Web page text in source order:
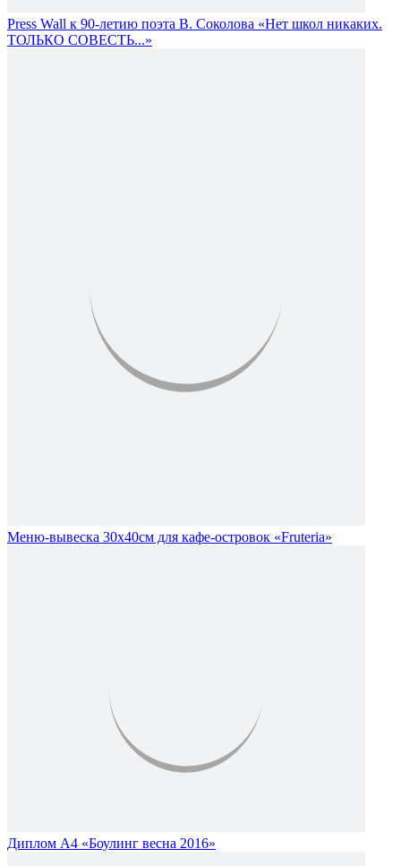
Press Wall к 90-летию поэта В. Соколова «Нет школ никаких.
ТОЛЬКО СОВЕСТЬ...»
Меню-вывеска 30х40см для кафе-островок «Fruteria»
Диплом А4 «Боулинг весна 2016»